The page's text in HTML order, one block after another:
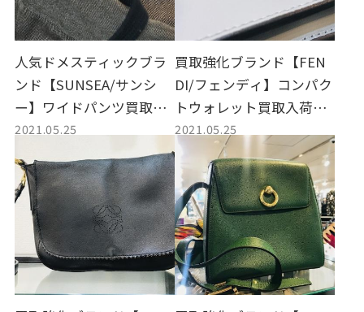
人気ドメスティックブラ
ンド【SUNSEA/サンシ
ー】ワイドパンツ買取入
荷致しました。
2021.05.25
買取強化ブランド【FEN
DI/フェンディ】コンパク
トウォレット買取入荷致
しました。
2021.05.25